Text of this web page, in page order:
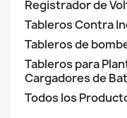
Registrador de
Tableros Contra
Tableros de
Tableros para
Cargadores de
Todos los